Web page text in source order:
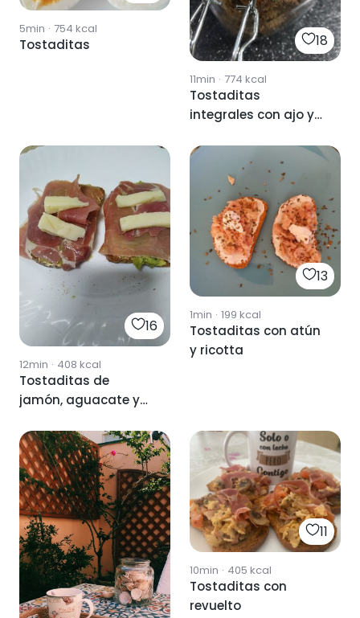
5min · 754 kcal
Tostaditas 18
11min · 774 kcal
Tostaditas
integrales con ajo y
16
12min · 408 kcal
Tostaditas de
jamón, aguacate y
13
1min · 199 kcal
Tostaditas con atún
y ricotta
11
10min · 405 kcal
Tostaditas con
revuelto